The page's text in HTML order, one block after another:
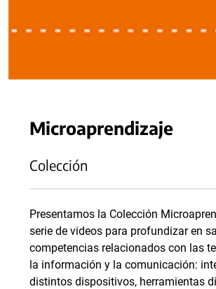
Microaprendizaje
Colección
Presentamos la Colección
serie de videos para profundizar en
competencias relacionados con las
la información y la comunicación:
distintos dispositivos, herramientas